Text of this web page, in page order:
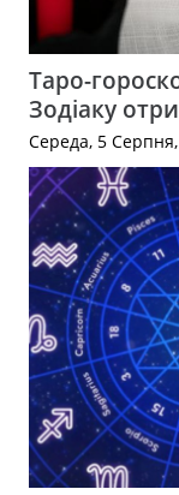
Таро-
Зодіаку
Середа, 5